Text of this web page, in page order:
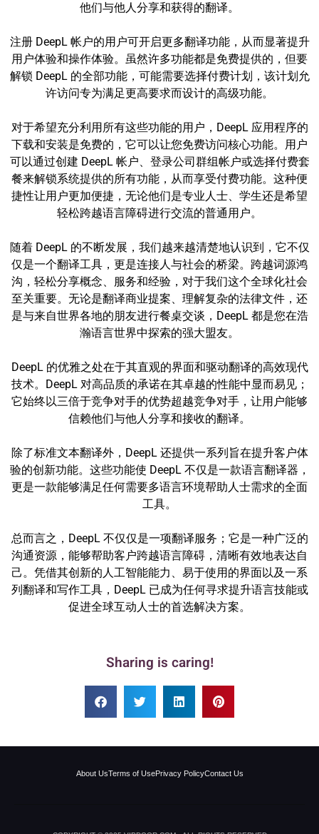
他们与他人分享和获得的翻译。
注册 DeepL 帐户的用户可开启更多翻译功能，从而显著提升
用户体验和操作体验。虽然许多功能都是免费提供的，但要
解锁 DeepL 的全部功能，可能需要选择付费计划，该计划允
许访问专为满足更高要求而设计的高级功能。
对于希望充分利用所有这些功能的用户，DeepL 应用程序的
下载和安装是免费的，它可以让您免费访问核心功能。用户
可以通过创建 DeepL 帐户、登录公司群组帐户或选择付费套
餐来解锁系统提供的所有功能，从而享受付费功能。这种便
捷性让用户更加便捷，无论他们是专业人士、学生还是希望
轻松跨越语言障碍进行交流的普通用户。
随着 DeepL 的不断发展，我们越来越清楚地认识到，它不仅
仅是一个翻译工具，更是连接人与社会的桥梁。跨越词源鸿
沟，轻松分享概念、服务和经验，对于我们这个全球化社会
至关重要。无论是翻译商业提案、理解复杂的法律文件，还
是与来自世界各地的朋友进行餐桌交谈，DeepL 都是您在浩
瀚语言世界中探索的强大盟友。
DeepL 的优雅之处在于其直观的界面和驱动翻译的高效现代
技术。DeepL 对高品质的承诺在其卓越的性能中显而易见；
它始终以三倍于竞争对手的优势超越竞争对手，让用户能够
信赖他们与他人分享和接收的翻译。
除了标准文本翻译外，DeepL 还提供一系列旨在提升客户体
验的创新功能。这些功能使 DeepL 不仅是一款语言翻译器，
更是一款能够满足任何需要多语言环境帮助人士需求的全面
工具。
总而言之，DeepL 不仅仅是一项翻译服务；它是一种广泛的
沟通资源，能够帮助客户跨越语言障碍，清晰有效地表达自
己。凭借其创新的人工智能能力、易于使用的界面以及一系
列翻译和写作工具，DeepL 已成为任何寻求提升语言技能或
促进全球互动人士的首选解决方案。
Sharing is caring!
About UsTerms of UsePrivacy PolicyContact Us